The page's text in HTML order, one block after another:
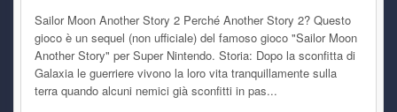
Sailor Moon Another Story 2 Perché Another Story 2? Questo
gioco è un sequel (non ufficiale) del famoso gioco "Sailor Moon
Another Story" per Super Nintendo. Storia: Dopo la sconfitta di
Galaxia le guerriere vivono la loro vita tranquillamente sulla
terra quando alcuni nemici già sconfitti in pas...